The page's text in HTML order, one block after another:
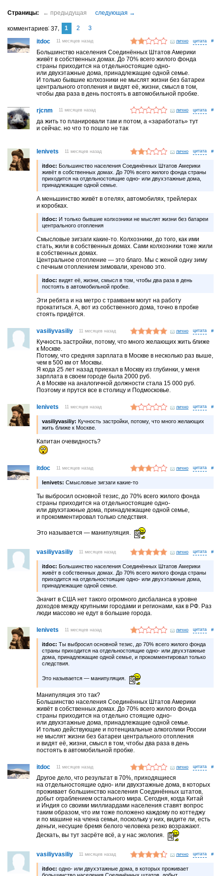
комментариев 37 1 2
3
itdoc
11 месяцев назад лично #
Большинство населения Соединённых Штатов Америки
живёт в собственных домах. До 70% всего жилого фонда
страны приходится на отдельностоящие одно-
или двухэтажные дома, принадлежащие одной семье.
И только бывшие колхозники не мыслят жизни без батареи
центрального отопления и видят её, жизни, смысл в том,
чтобы два раза в день постоять в автомобильной пробке.
rjcnm 11 месяцев назад лично #
да жить то планировали там и потом, а «заработать» тут
и сейчас. но что то пошло не так
lenivets 11 месяцев назад лично #
itdoc: Большинство населения Соединённых Штатов Америки
живёт в собственных домах. До 70% всего жилого фонда страны
приходится на отдельностоящие одно- или двухэтажные дома,
принадлежащие одной семье.
А меньшинство живёт в отелях, автомобилях, трейлерах
и коробках.
itdoc: И только бывшие колхозники не мыслят жизни без батареи
центрального отопления
Смысловые зигзаги какие-то. Колхозники, до того, как ими
стать, жили в собственных домах. Сами колхозники тоже жили
в собственных домах.
Центральное отопление — это благо. Мы с женой одну зиму
с печным отоплением зимовали, хреново это.
itdoc: видят её, жизни, смысл в том, чтобы два раза в день
постоять в автомобильной пробке.
Эти ребята и на метро с трамваем могут на работу
прокатиться. А, вот из собственного дома, точно в пробке
стоять придётся.
vasiliyvasiliy 11 месяцев назад лично #
Кучность застройки, потому, что много желающих жить ближе
к Москве.
Потому, что средняя зарплата в Москве в несколько раз выше,
чем в 500 км от Москвы.
Я кода 25 лет назад приехал в Москву из глубинки, у меня
зарплата в своем городе была 2000 руб.
А в Москве на аналогичной должности стала 15 000 руб.
Поэтому и прутся все в столицу и Подмосковье.
lenivets 11 месяцев назад лично #
vasiliyvasiliy: Кучность застройки, потому, что много желающих
жить ближе к Москве.
Капитан очевидность?
itdoc 11 месяцев назад лично #
lenivets: Смысловые зигзаги какие-то
Ты выбросил основной тезис, до 70% всего жилого фонда
страны приходится на отдельностоящие одно-
или двухэтажные дома, принадлежащие одной семье,
и прокомментировал только следствия.
Это называется — манипуляция.
vasiliyvasiliy 11 месяцев назад лично #
itdoc: Большинство населения Соединённых Штатов Америки
живёт в собственных домах. До 70% всего жилого фонда страны
приходится на отдельностоящие одно- или двухэтажные дома,
принадлежащие одной семье.
Значит в США нет такого огромного дисбаланса в уровне
доходов между крупными городами и регионами, как в РФ. Раз
люди массово не едут в большие города.
lenivets 11 месяцев назад лично #
itdoc: Ты выбросил основной тезис, до 70% всего жилого фонда
страны приходится на отдельностоящие одно- или двухэтажные
дома, принадлежащие одной семье, и прокомментировал только
следствия.
Это называется — манипуляция.
Манипуляция это так?
Большинство населения Соединённых Штатов Америки
живёт в собственных домах. До 70% всего жилого фонда
страны приходится на отдельно стоящие одно-
или двухэтажные дома, принадлежащие одной семье.
И только действующие и потенциальные алкоголики России
не мыслят жизни без батареи центрального отопления
и видят её, жизни, смысл в том, чтобы два раза в день
постоять в автомобильной пробке.
itdoc 11 месяцев назад лично #
Другое дело, что результат в 70%, приходящиеся
на отдельностоящие одно- или двухэтажные дома, в которых
проживает большинство населения Соединённых штатов,
добыт ограблением остального мира. Сегодня, когда Китай
и Индия со своими миллиардами населения ставят вопрос
таким образом, что им тоже положено каждому по коттеджу
и по машине на члена семьи, поскольку у них, видите ли, есть
деньги, несущие бремя белого человека резко возражают.
Дескать, вы тут засрёте всё, а у нас экология.
vasiliyvasiliy 11 месяцев назад лично #
itdoc: одно- или двухэтажные дома, в которых проживает